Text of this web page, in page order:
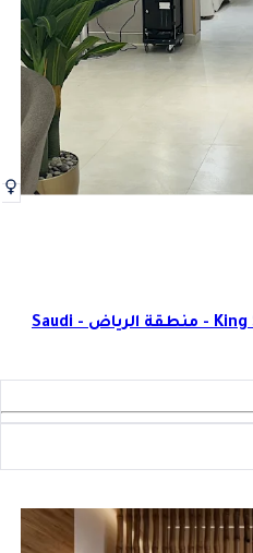
King Salman Neighborhood - 12444 - منطقة الرياض - Saudi